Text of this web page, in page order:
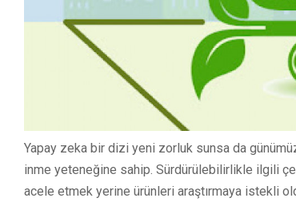
Yapay zeka bir dizi yeni zorluk sunsa da
inme yeteneğine sahip. Sürdürülebilirlikle ilgili
acele etmek yerine ürünleri araştırmaya istekli